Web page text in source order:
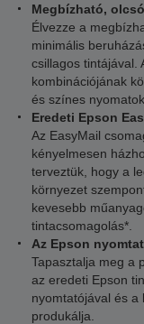
Megbízható,
Élvezze a
minimális
csillagos tintájával.
kombinációjának
és színes
Eredeti Epson
Az EasyMail
kényelmesen
terveztük, hogy a
környezet
kevesebb
tintacsomagolás*.
Az Epson
Tapasztalja meg a
az eredeti Epson
nyomtatójával és
produkálja.